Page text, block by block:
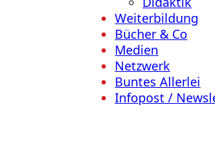
Weiterbildung
Bücher & Co
Medien
Netzwerk
Buntes Allerlei
Infopost /